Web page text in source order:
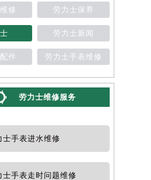
修 劳力士保养
劳力士新闻
件 劳力士手表维修
劳力士维修服务
士手表进水维修
士手表走时问题维修